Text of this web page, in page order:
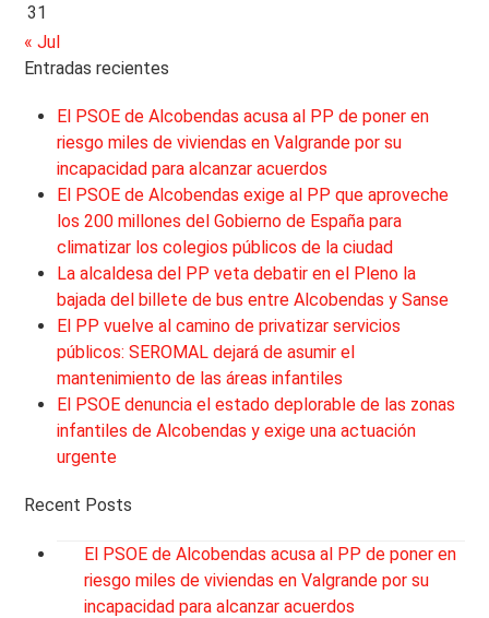
31
« Jul
Entradas recientes
El PSOE de Alcobendas acusa al PP de poner en
riesgo miles de viviendas en Valgrande por su
incapacidad para alcanzar acuerdos
El PSOE de Alcobendas exige al PP que aproveche
los 200 millones del Gobierno de España para
climatizar los colegios públicos de la ciudad
La alcaldesa del PP veta debatir en el Pleno la
bajada del billete de bus entre Alcobendas y Sanse
El PP vuelve al camino de privatizar servicios
públicos: SEROMAL dejará de asumir el
mantenimiento de las áreas infantiles
El PSOE denuncia el estado deplorable de las zonas
infantiles de Alcobendas y exige una actuación
urgente
Recent Posts
El PSOE de Alcobendas acusa al PP de poner en
riesgo miles de viviendas en Valgrande por su
incapacidad para alcanzar acuerdos